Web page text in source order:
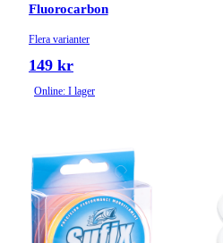
Fluorocarbon
Flera varianter
149 kr
Online: I lager